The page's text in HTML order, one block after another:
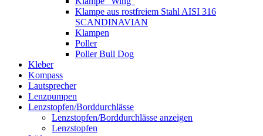
Klampe aus rostfreiem Stahl AISI 316
SCANDINAVIAN
Klampen
Poller
Poller Bull Dog
Kleber
Kompass
Lautsprecher
Lenzpumpen
Lenzstopfen/Borddurchlässe
Lenzstopfen/Borddurchlässe anzeigen
Lenzstopfen